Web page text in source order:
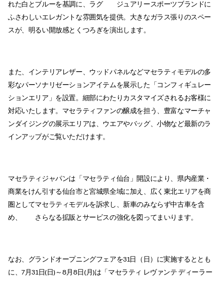
れた白とブルーを基調に、ラグ ジュアリースポーツブランドに
ふさわしいエレガントな雰囲気を提供。大きなガラス張りのスペー
スが、明るい開放感とくつろぎを演出します。
また、インテリアレザー、ウッドパネルなどマセラティモデルの多
彩なパーソナリゼーションアイテムを展示した「コンフィギュレー
ションエリア」を設置。細部にわたりカスタマイズされるお客様に
対応いたします。マセラティファンの醸成を担う、豊富なマーチャ
ンダイジングの展示エリアは、ウエアやバッグ、小物など最新のラ
インアップがご覧いただけます。
マセラティジャパンは「マセラティ仙台」開設により、県内産業・
商業をけん引する仙台市と宮城県全域に加え、広く東北エリアを商
圏としてマセラティモデルを訴求し、新車のみならず中古車を含
め、 さらなる拡販とサービスの強化を図ってまいります。
なお、グランドオープニングフェアを31日（日）に実施するととも
に、7月31日(日)～8月8日(月)は「マセラティ レヴァンテ ディーラー